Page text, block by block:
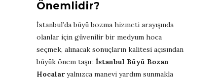
Önemlidir?
İstanbul’da büyü bozma hizmeti arayışında
olanlar için güvenilir bir medyum hoca
seçmek, alınacak sonuçların kalitesi açısından
büyük önem taşır. İstanbul Büyü Bozan
Hocalaryalnızca manevi yardım sunmakla